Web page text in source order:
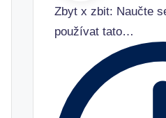
Zbyt x zbit: Naučte
používat tato…